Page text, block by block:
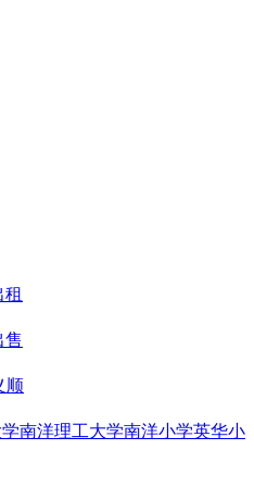
售
顺
南洋理工大学南洋小学英华小